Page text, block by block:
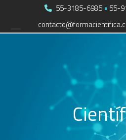
55-3185-6985 • 55-